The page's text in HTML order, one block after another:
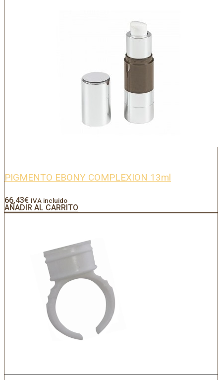
PIGMENTO EBONY COMPLEXION 13ml
66,43€ IVA incluido
AÑADIR AL CARRITO